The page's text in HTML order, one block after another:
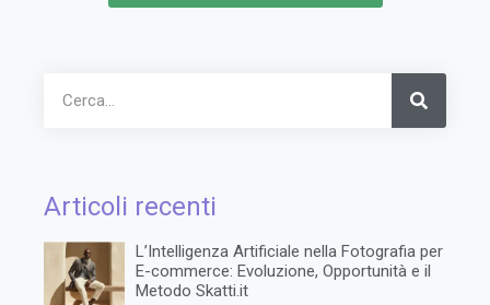
Articoli recenti
L’Intelligenza Artificiale nella Fotografia per
E-commerce: Evoluzione, Opportunità e il
Metodo Skatti.it